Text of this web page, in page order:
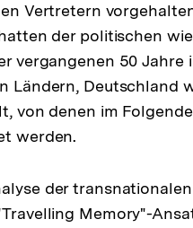
Vertretern
der politischen
vergangenen 50
Ländern, Deutschland
von denen im
werden.
der
Memory"-